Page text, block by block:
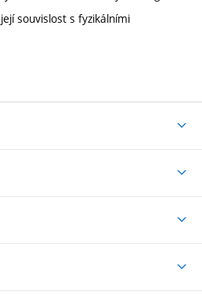
souvislost s fyzikálními